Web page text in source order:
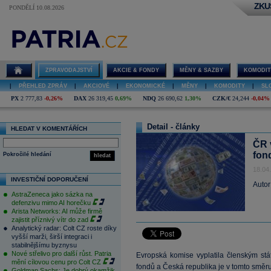
PONDĚLÍ 10.08.2026
ZPRAVODAJSTVÍ AKCIE & FONDY MĚNY & SAZBY
PŘEHLED ZPRÁV AKCIOVÉ EKONOMICKÉ MĚNY KOMODITY
PX 2 777,83 -0,26% DAX 26 319,45 0,69% NDQ 26 690,62 1,30% CZK/€ 24,244 -0,04%
HLEDAT V KOMENTÁŘÍCH
hledat
Pokročilé hledání
INVESTIČNÍ DOPORUČENÍ
AstraZeneca jako sázka na
defenzivu mimo AI horečku
Arista Networks: AI může firmě
zajistit příznivý vítr do zad
Analytický radar: Colt CZ roste díky
vyšší marži, širší integraci i
stabilnějšímu byznysu
Nové střelivo pro další růst. Patria
mění cílovou cenu pro Colt CZ
Detail - články
ČR
Evropská komise vyplatila členským
fondů a Česká republika je v tomto